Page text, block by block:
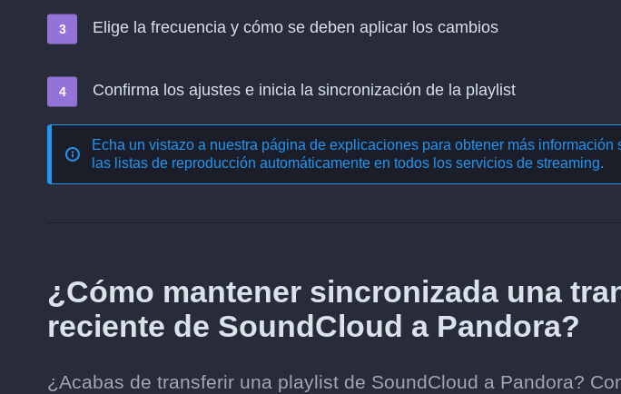
Elige la frecuencia y cómo se deben aplicar los cambios
Confirma los ajustes e inicia la sincronización de la playlist
Echa un vistazo a nuestra página de explicaciones para obtener más información
las listas de reproducción automáticamente en todos los servicios de streaming.
¿Cómo mantener sincronizada una
reciente de SoundCloud a Pandora?
¿Acabas de transferir una playlist de SoundCloud a Pandora?